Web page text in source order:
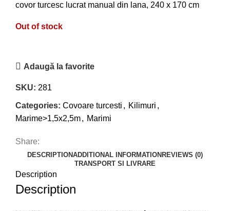
covor turcesc lucrat manual din lana, 240 x 170 cm
Out of stock
Adaugă la favorite
SKU: 281
Categories: Covoare turcesti , Kilimuri ,
Marime>1,5x2,5m, Marimi
Share:
DESCRIPTIONADDITIONAL INFORMATION REVIEWS (0)
TRANSPORT SI LIVRARE
Description
Description